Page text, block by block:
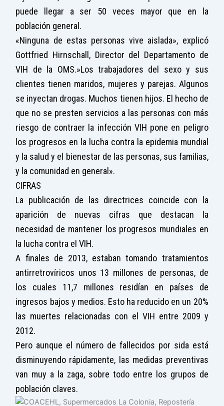
puede llegar a ser 50 veces mayor que en la
población general.
«Ninguna de estas personas vive aislada», explicó
Gottfried Hirnschall, Director del Departamento de
VIH de la OMS.»Los trabajadores del sexo y sus
clientes tienen maridos, mujeres y parejas. Algunos
se inyectan drogas. Muchos tienen hijos. El hecho de
que no se presten servicios a las personas con más
riesgo de contraer la infección VIH pone en peligro
los progresos en la lucha contra la epidemia mundial
y la salud y el bienestar de las personas, sus familias,
y la comunidad en general».
CIFRAS
La publicación de las directrices coincide con la
aparición de nuevas cifras que destacan la
necesidad de mantener los progresos mundiales en
la lucha contra el VIH.
A finales de 2013, estaban tomando tratamientos
antirretrovíricos unos 13 millones de personas, de
los cuales 11,7 millones residían en países de
ingresos bajos y medios. Esto ha reducido en un 20%
las muertes relacionadas con el VIH entre 2009 y
2012.
Pero aunque el número de fallecidos por sida está
disminuyendo rápidamente, las medidas preventivas
van muy a la zaga, sobre todo entre los grupos de
población claves.